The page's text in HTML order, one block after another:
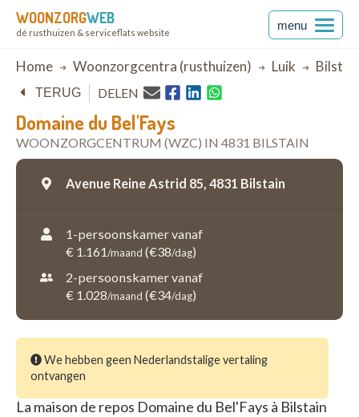
WOONZORGWEB
dé rusthuizen & serviceflats website
menu
Breadcrumb
Home Woonzorgcentra (rusthuizen) Luik
Domaine du Bel'Fays
WOONZORGCENTRUM (WZC) IN 4831 BILSTAIN
TERUG DELEN
Avenue Reine Astrid 85, 4831 Bilstain
1-persoonskamer vanaf
€ 1.161/maand (€38/dag)
2-persoonskamer vanaf
€ 1.028/maand (€34/dag)
We hebben geen Nederlandstalige vertaling
ontvangen
La maison de repos Domaine du Bel'Fays à Bilstain